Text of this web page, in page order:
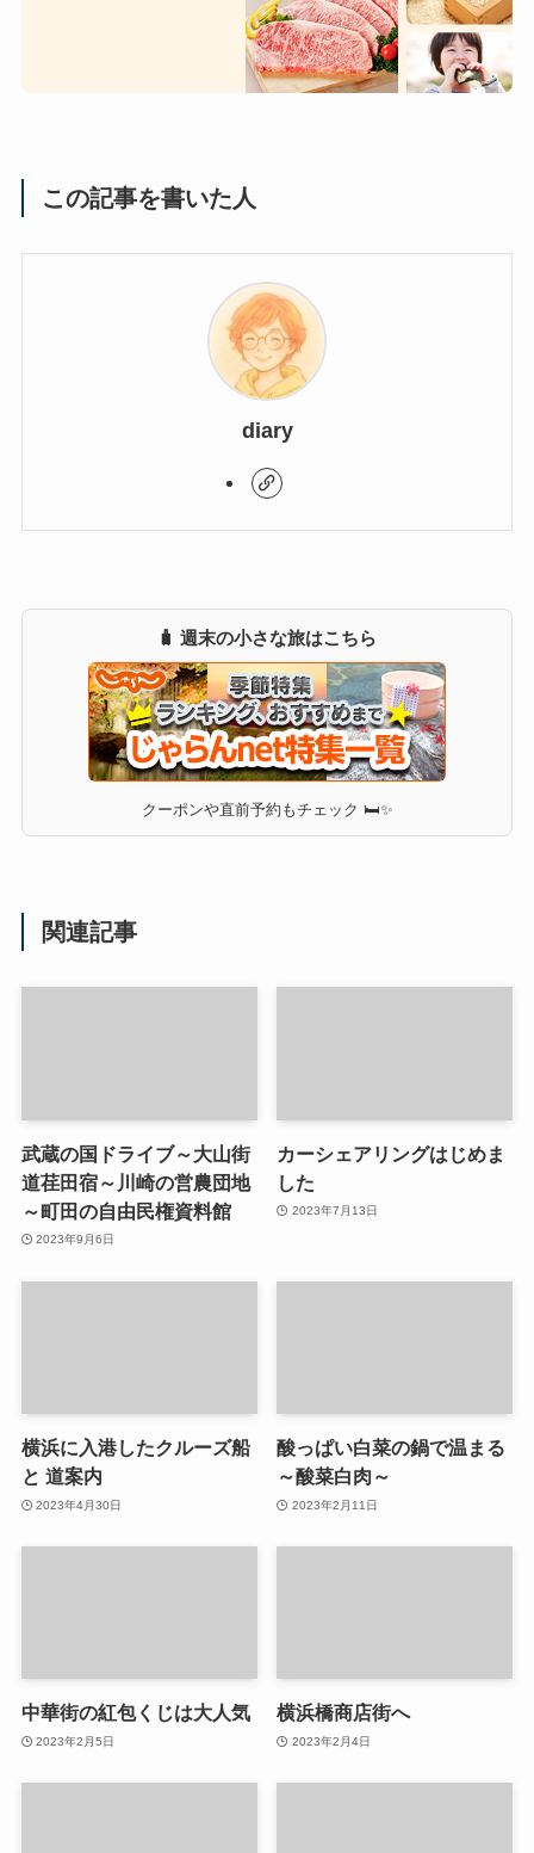
この記事を書いた人
diary
🧳 週末の小さな旅はこちら
クーポンや直前予約もチェック 🛏✨
関連記事
武蔵の国ドライブ～大山街
道荏田宿～川崎の営農団地
～町田の自由民権資料館
2023年9月6日
カーシェアリングはじめま
した
2023年7月13日
横浜に入港したクルーズ船
と 道案内
2023年4月30日
酸っぱい白菜の鍋で温まる
～酸菜白肉～
2023年2月11日
中華街の紅包くじは大人気
2023年2月5日
横浜橋商店街へ
2023年2月4日